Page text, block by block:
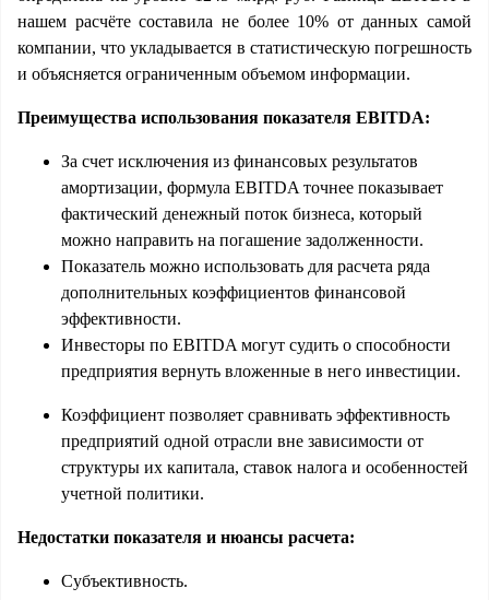
нашем расчёте составила не более 10% от данных самой
компании, что укладывается в статистическую погрешность
и объясняется ограниченным объемом информации.
Преимущества использования показателя EBITDA:
За счет исключения из финансовых результатов
амортизации, формула EBITDA точнее показывает
фактический денежный поток бизнеса, который
можно направить на погашение задолженности.
Показатель можно использовать для расчета ряда
дополнительных коэффициентов финансовой
эффективности.
Инвесторы по EBITDA могут судить о способности
предприятия вернуть вложенные в него инвестиции.
Коэффициент позволяет сравнивать эффективность
предприятий одной отрасли вне зависимости от
структуры их капитала, ставок налога и особенностей
учетной политики.
Недостатки показателя и нюансы расчета:
Субъективность.